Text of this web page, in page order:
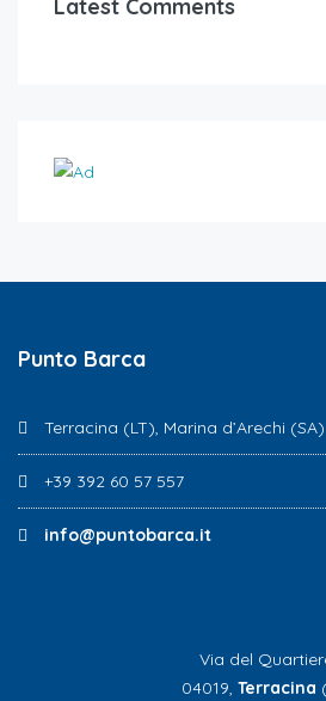
Latest Comments
Punto Barca
Terracina (LT), Marina d’Arechi (SA)
+39 392 60 57 557
info@puntobarca.it
Via del
04019, Terracina